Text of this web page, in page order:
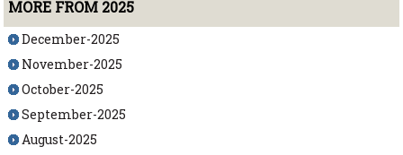
MORE FROM 2025
December-2025
November-2025
October-2025
September-2025
August-2025